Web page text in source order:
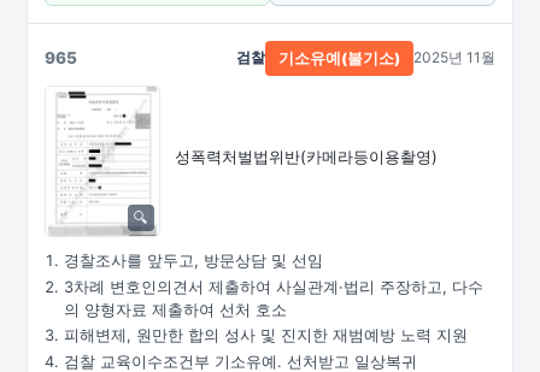
965
성폭력처벌법위반(카메라등이용촬영)
검찰 기소유예(불기소) 2025년 11월
경찰조사를 앞두고, 방문상담 및 선임
3차례 변호인의견서 제출하여 사실관계·법리 주장하고, 다수
의 양형자료 제출하여 선처 호소
피해변제, 원만한 합의 성사 및 진지한 재범예방 노력 지원
검찰 교육이수조건부 기소유예. 선처받고 일상복귀